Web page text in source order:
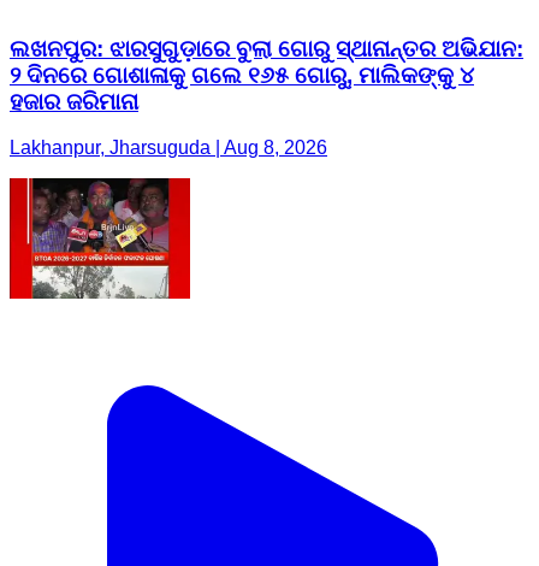
ଲଖନପୁର: ଝାରସୁଗୁଡ଼ାରେ ବୁଲା ଗୋରୁ ସ୍ଥାନାନ୍ତର ଅଭିଯାନ:
୨ ଦିନରେ ଗୋଶାଳାକୁ ଗଲେ ୧୬୫ ଗୋରୁ, ମାଲିକଙ୍କୁ ୪
ହଜାର ଜରିମାନା
Lakhanpur, Jharsuguda | Aug 8, 2026